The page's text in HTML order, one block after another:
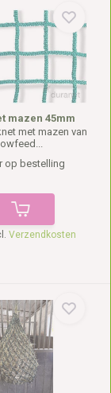
mazen 45mm
met mazen van
op bestelling
Verzendkosten